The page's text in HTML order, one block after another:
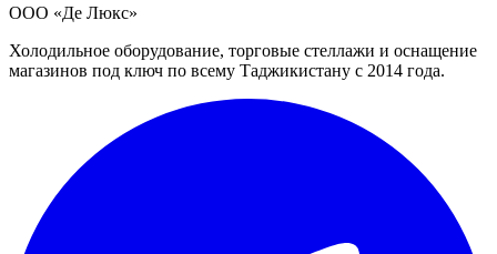
ООО «Де Люкс»
Холодильное оборудование, торговые стеллажи и оснащение
магазинов под ключ по всему Таджикистану с 2014 года.